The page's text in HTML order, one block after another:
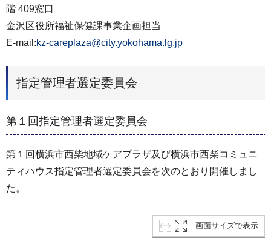
階 409窓口
金沢区役所福祉保健課事業企画担当
E-mail:kz-careplaza@city.yokohama.lg.jp
指定管理者選定委員会
第１回指定管理者選定委員会
第１回横浜市西柴地域ケアプラザ及び横浜市西柴コミュニ
ティハウス指定管理者選定委員会を次のとおり開催しまし
た。
画面サイズで表示